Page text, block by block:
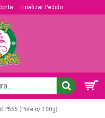
Finalizar Pedido
(Pote c/ 100g)